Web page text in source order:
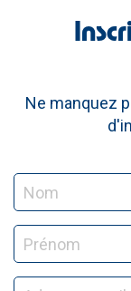
Ne manquez